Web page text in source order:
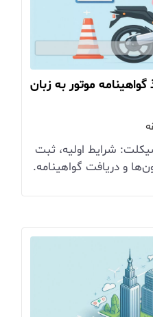
موتور به زبان
شرایط اولیه، ثبت
و دریافت گواهینامه.